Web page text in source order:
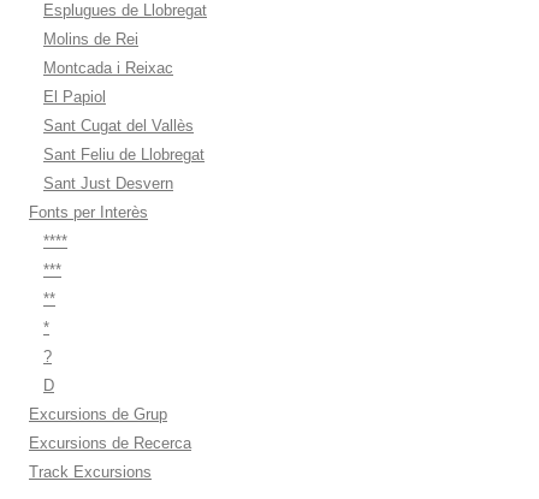
Esplugues de Llobregat
Molins de Rei
Montcada i Reixac
El Papiol
Sant Cugat del Vallès
Sant Feliu de Llobregat
Sant Just Desvern
Fonts per Interès
****
***
**
*
?
D
Excursions de Grup
Excursions de Recerca
Track Excursions